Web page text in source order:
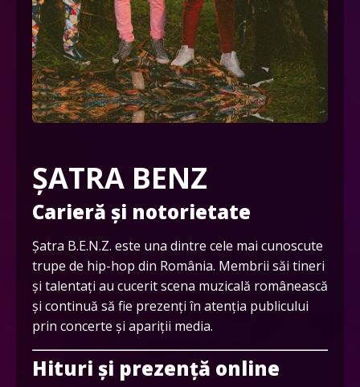
ȘATRA BENZ
Carieră și notorietate
Șatra B.E.N.Z. este una dintre cele mai cunoscute
trupe de hip-hop din România. Membrii săi tineri
și talentați au cucerit scena muzicală românească
și continuă să fie prezenți în atenția publicului
prin concerte și apariții media.
Hituri și prezență online